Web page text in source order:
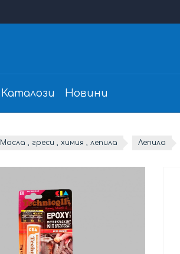
Каталози Новини
Масла , греси , химия , лепила Лепила